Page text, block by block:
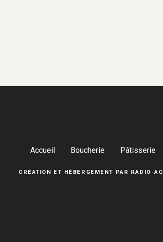
Accueil Boucherie Pâtisserie
CRÉATION ET HÉBERGEMENT PAR RADIO-